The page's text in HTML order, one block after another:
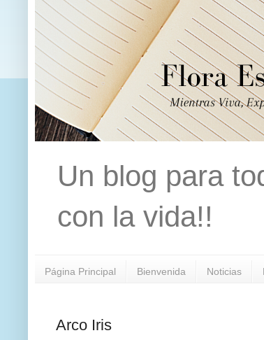
Un blog para
con la vida!!
Página Principal Bienvenida Noticias
Arco Iris